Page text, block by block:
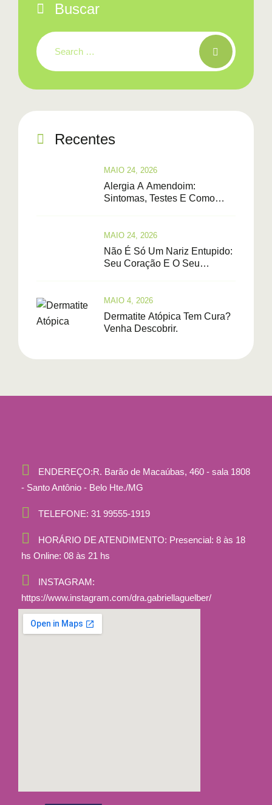
Buscar
Recentes
Alergia A Amendoim:
Sintomas, Testes E Como
MAIO 24, 2026
Não É Só Um Nariz Entupido:
Seu Coração E O Seu
MAIO 24, 2026
Dermatite Atópica Tem Cura?
Venha Descobrir.
MAIO 4, 2026
ENDEREÇO:R. Barão de Macaúbas, 460 - sala 1808
- Santo Antônio - Belo Hte./MG
TELEFONE: 31 99555-1919
HORÁRIO DE ATENDIMENTO: Presencial: 8 às 18
hs Online: 08 às 21 hs
INSTAGRAM:
https://www.instagram.com/dra.gabriellaguelber/